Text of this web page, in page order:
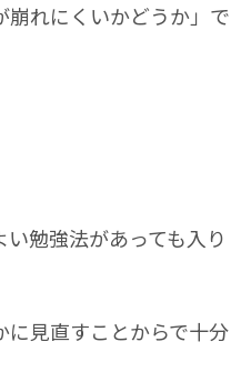
崩れにくいかどうか」で
勉強法があっても入り
に見直すことからで十分